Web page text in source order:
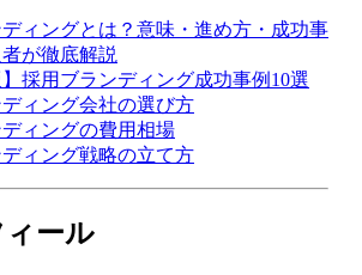
ィングとは？意味・進め方・成功事
が徹底解説
】採用ブランディング成功事例10選
ィング会社の選び方
ィングの費用相場
ィング戦略の立て方
ール